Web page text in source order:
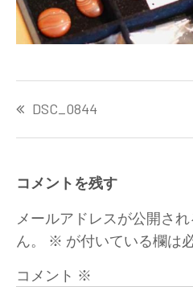
稿
ー
シ
ョ
DSC_0844
コメントを残す
メールアドレスが公開さ
ん。
※ が付いている欄は
コメント ※